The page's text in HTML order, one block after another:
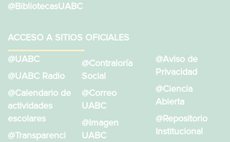
@BibliotecasUABC
ACCESO A SITIOS OFICIALES
@UABC
@UABC Radio
@Calendario de
actividades
escolares
@Transparenci
@Contraloría
Social
@Correo
UABC
@Imagen
UABC
@Aviso de
Privacidad
@Ciencia
Abierta
@Repositorio
Institucional